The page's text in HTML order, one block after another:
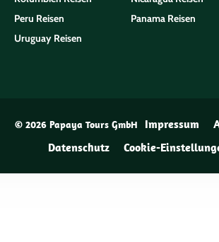
Peru Reisen
Uruguay Reisen
Panama Reisen
© 2026 Papaya Tours GmbH Impressum
Datenschutz
Cookie-